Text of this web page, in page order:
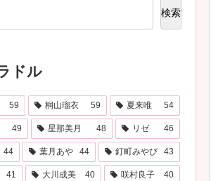
検索
ドル
59 桐山瑠衣 59 夏来唯 54
49 星那美月 48 リゼ 46
44 葉月あや 44 釘町みやび 43
41 大川成美 40 咲村良子 40